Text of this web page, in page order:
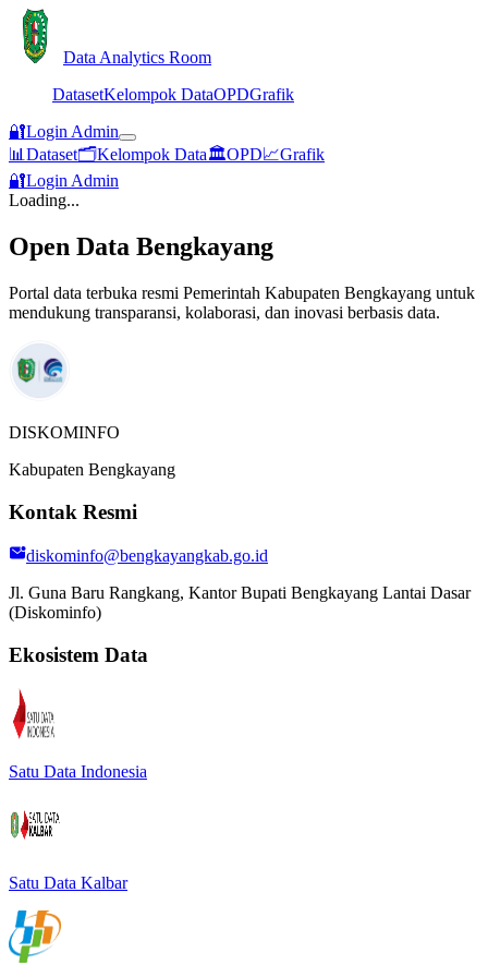
Data Analytics Room
DatasetKelompok DataOPDGrafik
🔐Login Admin
📊 Dataset🗂️Kelompok Data🏛️OPD📈Grafik
🔐Login Admin
Loading...
Open Data Bengkayang
Portal data terbuka resmi Pemerintah Kabupaten Bengkayang untuk
mendukung transparansi, kolaborasi, dan inovasi berbasis data.
DISKOMINFO
Kabupaten Bengkayang
Kontak Resmi
diskominfo@bengkayangkab.go.id
Jl. Guna Baru Rangkang, Kantor Bupati Bengkayang Lantai Dasar
(Diskominfo)
Ekosistem Data
Satu Data Indonesia
Satu Data Kalbar